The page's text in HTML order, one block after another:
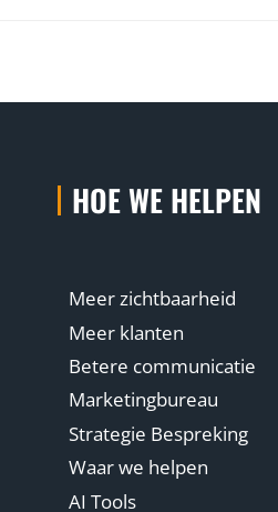
HOE WE HELPEN
Meer zichtbaarheid
Meer klanten
Betere communicatie
Marketingbureau
Strategie Bespreking
Waar we helpen
AI Tools